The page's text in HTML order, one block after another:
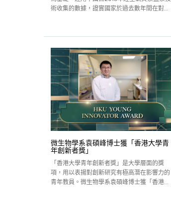
術收集的數據，證實國家於過去數年間在對...
微生物學系袁碩峰博士獲「香港大學青
年創新者獎」
「香港大學青年創新者獎」是大學層面的獎
項，用以表揚對創新研究有極高潛在影響力的
青年教員。微生物學系袁碩峰博士獲「香港...